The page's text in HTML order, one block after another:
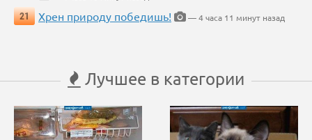
21
Хрен природу победишь! — 4 часа 11 минут назад
Лучшее в категории